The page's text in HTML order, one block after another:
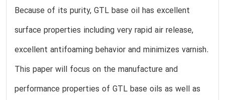
Because of its purity, GTL base oil has excellent
surface properties including very rapid air release,
excellent antifoaming behavior and minimizes varnish.
This paper will focus on the manufacture and
performance properties of GTL base oils as well as